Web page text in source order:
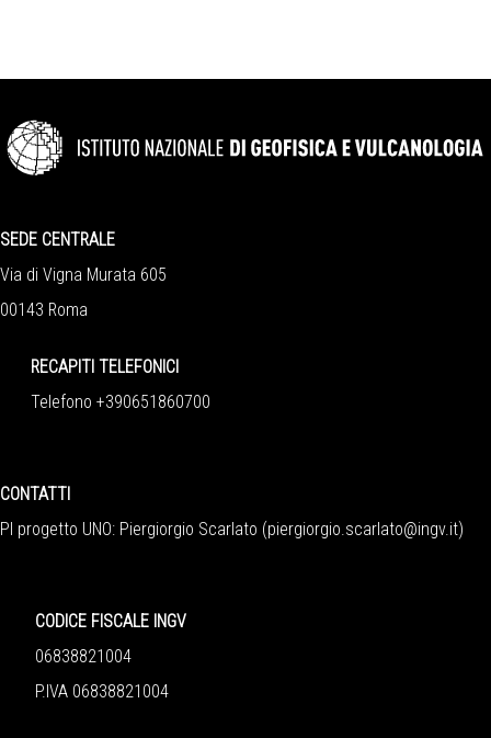
SEDE CENTRALE
Via di Vigna Murata 605
00143 Roma
RECAPITI TELEFONICI
Telefono +390651860700
CONTATTI
PI progetto UNO: Piergiorgio Scarlato (piergiorgio.scarlato@ingv.it)
CODICE FISCALE INGV
06838821004
P.IVA 06838821004